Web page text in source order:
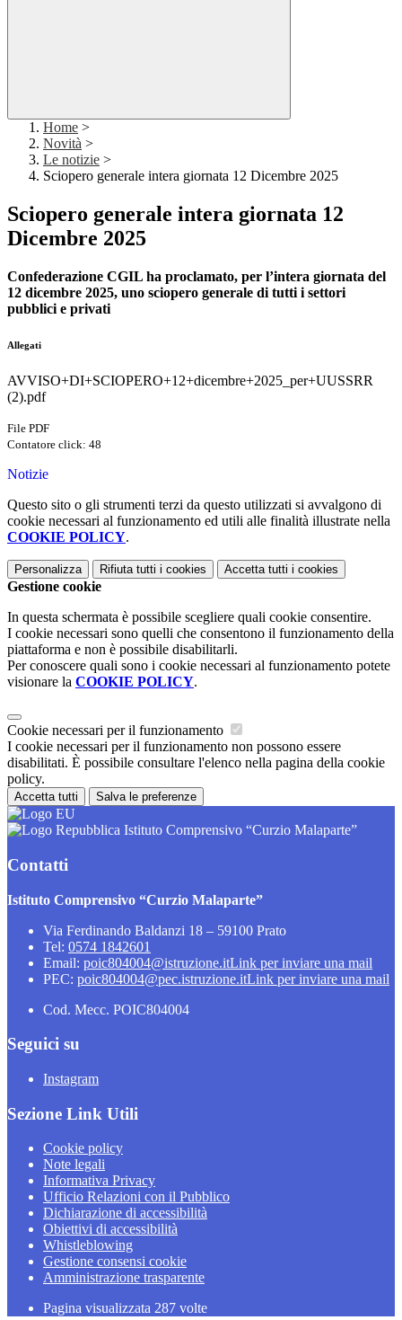
Home >
Novità >
Le notizie >
Sciopero generale intera giornata 12 Dicembre 2025
Sciopero generale intera giornata 12
Dicembre 2025
Confederazione CGIL ha proclamato, per l’intera giornata del
12 dicembre 2025, uno sciopero generale di tutti i settori
pubblici e privati
Allegati
AVVISO+DI+SCIOPERO+12+dicembre+2025_per+UUSSRR
(2).pdf
File PDF
Contatore click: 48
Notizie
Questo sito o gli strumenti terzi da questo utilizzati si avvalgono di
cookie necessari al funzionamento ed utili alle finalità illustrate nella
COOKIE POLICY.
Personalizza Rifiuta tutti i cookies Accetta tutti i cookies
Gestione cookie
In questa schermata è possibile scegliere quali cookie consentire.
I cookie necessari sono quelli che consentono il funzionamento della
piattaforma e non è possibile disabilitarli.
Per conoscere quali sono i cookie necessari al funzionamento potete
visionare la COOKIE POLICY.
Cookie necessari per il funzionamento
I cookie necessari per il funzionamento non possono essere
disabilitati. È possibile consultare l'elenco nella pagina della cookie
policy.
Accetta tutti Salva le preferenze
Istituto Comprensivo “Curzio Malaparte”
Contatti
Istituto Comprensivo “Curzio Malaparte”
Via Ferdinando Baldanzi 18 – 59100 Prato
Tel: 0574 1842601
Email: poic804004@istruzione.itLink per inviare una mail
PEC: poic804004@pec.istruzione.itLink per inviare una mail
Cod. Mecc. POIC804004
Seguici su
Instagram
Sezione Link Utili
Cookie policy
Note legali
Informativa Privacy
Ufficio Relazioni con il Pubblico
Dichiarazione di accessibilità
Obiettivi di accessibilità
Whistleblowing
Gestione consensi cookie
Amministrazione trasparente
Pagina visualizzata 287 volte